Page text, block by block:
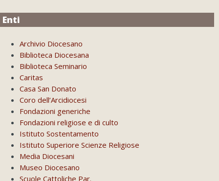
Enti
Archivio Diocesano
Biblioteca Diocesana
Biblioteca Seminario
Caritas
Casa San Donato
Coro dell’Arcidiocesi
Fondazioni generiche
Fondazioni religiose e di culto
Istituto Sostentamento
Istituto Superiore Scienze Religiose
Media Diocesani
Museo Diocesano
Scuole Cattoliche Par.